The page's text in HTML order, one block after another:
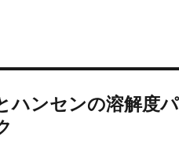
ハンセンの溶解度